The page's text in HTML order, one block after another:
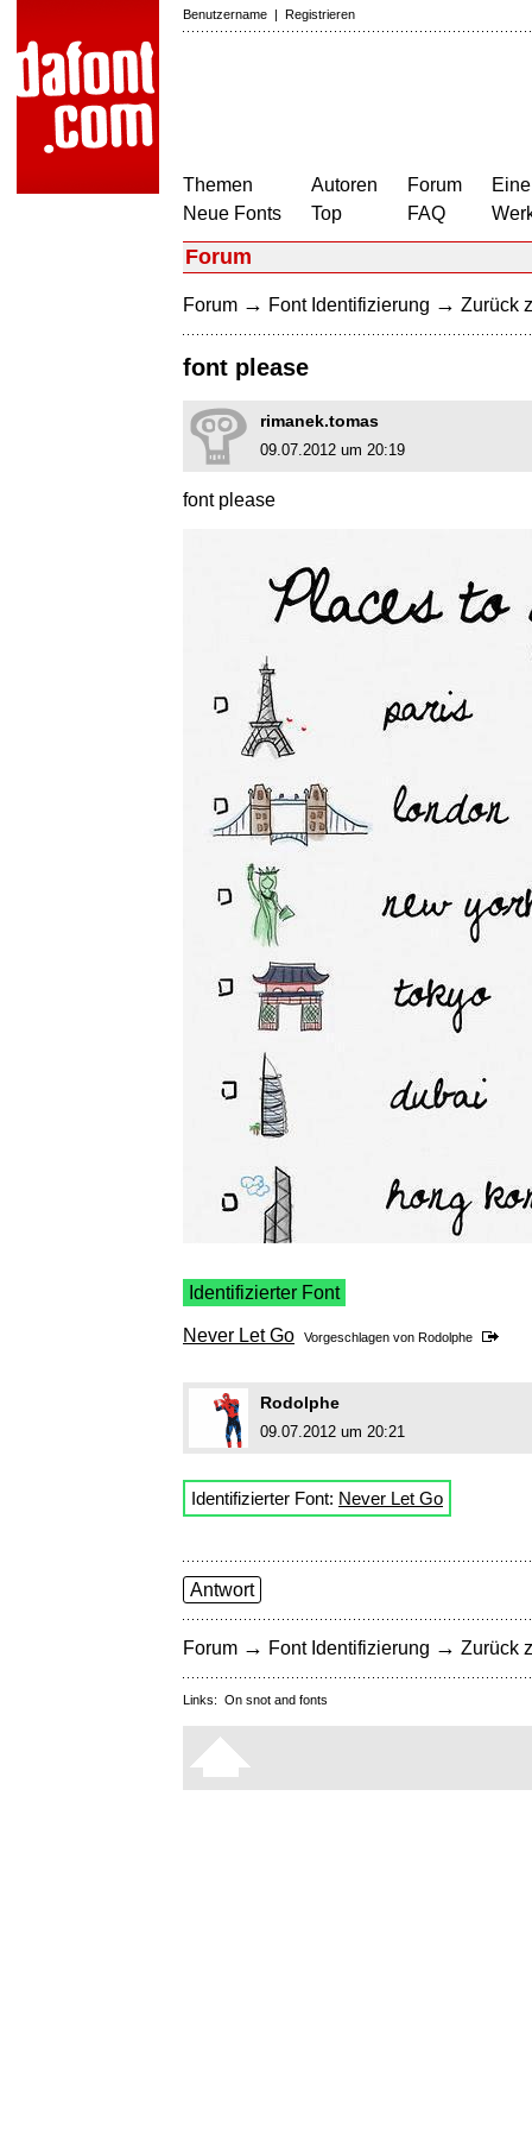
Benutzername | Registrieren
Themen
Neue Fonts
Autoren
Top
Forum
FAQ
Forum
Forum → Font Identifizierung → Zurück
font please
rimanek.tomas
09.07.2012 um 20:19
font please
Identifizierter Font
Never Let Go Vorgeschlagen von Rodolphe
Rodolphe
09.07.2012 um 20:21
Identifizierter Font: Never Let Go
Antwort
Forum → Font Identifizierung → Zurück
Links: On snot and fonts